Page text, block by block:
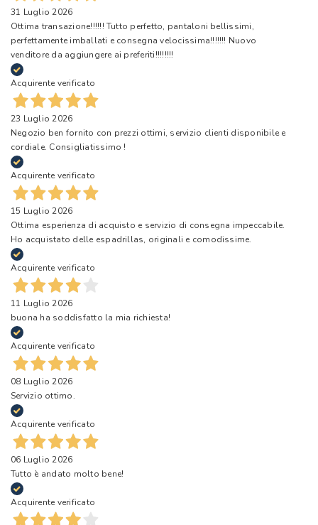
31 Luglio 2026
Ottima transazione!!!!!! Tutto perfetto, pantaloni bellissimi,
perfettamente imballati e consegna velocissima!!!!!!! Nuovo
venditore da aggiungere ai preferiti!!!!!!!!
Acquirente verificato
23 Luglio 2026
Negozio ben fornito con prezzi ottimi, servizio clienti disponibile e
cordiale. Consigliatissimo !
Acquirente verificato
15 Luglio 2026
Ottima esperienza di acquisto e servizio di consegna impeccabile.
Ho acquistato delle espadrillas, originali e comodissime.
Acquirente verificato
11 Luglio 2026
buona ha soddisfatto la mia richiesta!
Acquirente verificato
08 Luglio 2026
Servizio ottimo.
Acquirente verificato
06 Luglio 2026
Tutto è andato molto bene!
Acquirente verificato